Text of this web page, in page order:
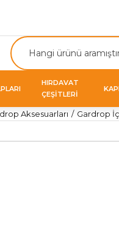
HIRDAVAT
ÇEŞİTLERİ
Aksesuarları Gardrop